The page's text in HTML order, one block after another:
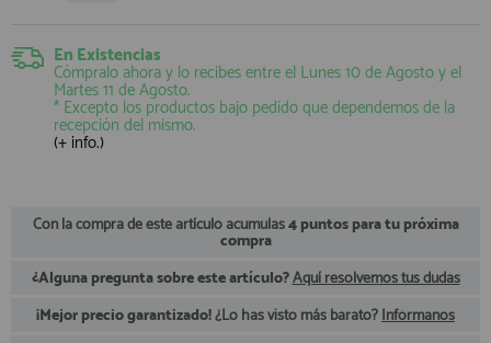
INFORMACION
910 60 71 03
910 51 49 87 Solo para
Whatsapp
info@francobordo.com
En Existencias
Cómpralo ahora y lo recibes entre el Lunes 10 de Agostoy el
Martes 11 de Agosto.
* Excepto los productos bajo pedido que dependemos de la
recepción del mismo.
(+ info.)
Con la compra de este artículo acumulas4 puntos para tu próxima
compra
¿Alguna pregunta sobre este artículo?Aquí resolvemos tus dudas
¡Mejor precio garantizado!¿Lo has visto más barato?Infórmanos